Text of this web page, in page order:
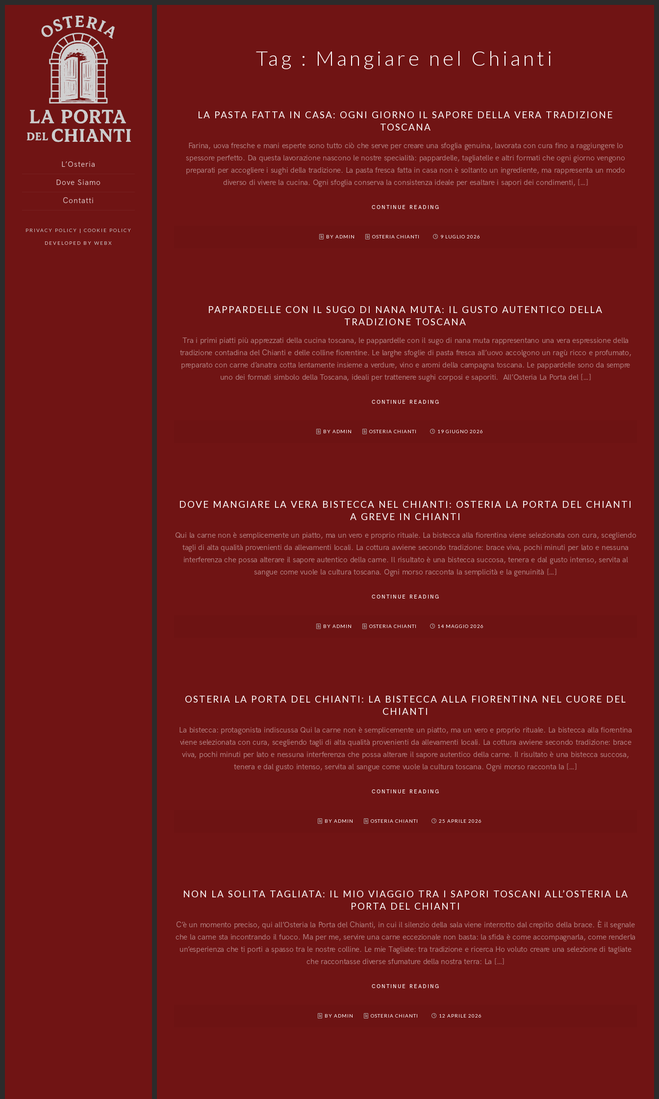
L’Osteria
Dove Siamo
Contatti
PRIVACY POLICY | COOKIE POLICY
DEVELOPED BY WEBX
Tag : Mangiare nel Chianti
LA PASTA FATTA IN CASA: OGNI GIORNO IL SAPORE DELLA VERA TRADIZIONE
TOSCANA
Farina, uova fresche e mani esperte sono tutto ciò che serve per creare una sfoglia genuina, lavorata con cura fino a raggiungere lo
spessore perfetto. Da questa lavorazione nascono le nostre specialità: pappardelle, tagliatelle e altri formati che ogni giorno vengono
preparati per accogliere i sughi della tradizione. La pasta fresca fatta in casa non è soltanto un ingrediente, ma rappresenta un modo
diverso di vivere la cucina. Ogni sfoglia conserva la consistenza ideale per esaltare i sapori dei condimenti, […]
CONTINUE READING
BY ADMIN OSTERIA CHIANTI 9 LUGLIO 2026
PAPPARDELLE CON IL SUGO DI NANA MUTA: IL GUSTO AUTENTICO DELLA
TRADIZIONE TOSCANA
Tra i primi piatti più apprezzati della cucina toscana, le pappardelle con il sugo di nana muta rappresentano una vera espressione della
tradizione contadina del Chianti e delle colline fiorentine. Le larghe sfoglie di pasta fresca all’uovo accolgono un ragù ricco e profumato,
preparato con carne d’anatra cotta lentamente insieme a verdure, vino e aromi della campagna toscana. Le pappardelle sono da sempre
uno dei formati simbolo della Toscana, ideali per trattenere sughi corposi e saporiti. All’Osteria La Porta del […]
CONTINUE READING
BY ADMIN OSTERIA CHIANTI 19 GIUGNO 2026
DOVE MANGIARE LA VERA BISTECCA NEL CHIANTI: OSTERIA LA PORTA DEL CHIANTI
A GREVE IN CHIANTI
Qui la carne non è semplicemente un piatto, ma un vero e proprio rituale. La bistecca alla fiorentina viene selezionata con cura, scegliendo
tagli di alta qualità provenienti da allevamenti locali. La cottura avviene secondo tradizione: brace viva, pochi minuti per lato e nessuna
interferenza che possa alterare il sapore autentico della carne. Il risultato è una bistecca succosa, tenera e dal gusto intenso, servita al
sangue come vuole la cultura toscana. Ogni morso racconta la semplicità e la genuinità […]
CONTINUE READING
BY ADMIN OSTERIA CHIANTI 14 MAGGIO 2026
OSTERIA LA PORTA DEL CHIANTI: LA BISTECCA ALLA FIORENTINA NEL CUORE DEL
CHIANTI
La bistecca: protagonista indiscussa Qui la carne non è semplicemente un piatto, ma un vero e proprio rituale. La bistecca alla fiorentina
viene selezionata con cura, scegliendo tagli di alta qualità provenienti da allevamenti locali. La cottura avviene secondo tradizione: brace
viva, pochi minuti per lato e nessuna interferenza che possa alterare il sapore autentico della carne. Il risultato è una bistecca succosa,
tenera e dal gusto intenso, servita al sangue come vuole la cultura toscana. Ogni morso racconta la […]
CONTINUE READING
BY ADMIN OSTERIA CHIANTI 25 APRILE 2026
NON LA SOLITA TAGLIATA: IL MIO VIAGGIO TRA I SAPORI TOSCANI ALL’OSTERIA LA
PORTA DEL CHIANTI
C’è un momento preciso, qui all’Osteria la Porta del Chianti, in cui il silenzio della sala viene interrotto dal crepitio della brace. È il segnale
che la carne sta incontrando il fuoco. Ma per me, servire una carne eccezionale non basta: la sfida è come accompagnarla, come renderla
un’esperienza che ti porti a spasso tra le nostre colline. Le mie Tagliate: tra tradizione e ricerca Ho voluto creare una selezione di tagliate
che raccontasse diverse sfumature della nostra terra: La […]
CONTINUE READING
BY ADMIN OSTERIA CHIANTI 12 APRILE 2026